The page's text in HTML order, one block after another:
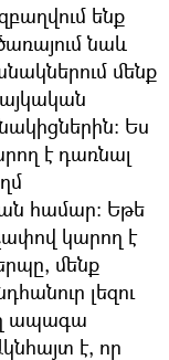
ենք
նաև
մենք
Ես
է դառնալ
համար։ Եթե
կարող է
մենք
լեզու
ապագա
է, որ